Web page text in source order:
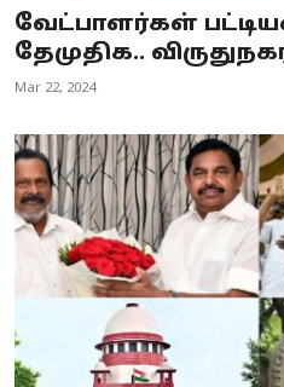
வேட்பாளர்கள்
தேமுதிக..
Mar 22, 2024